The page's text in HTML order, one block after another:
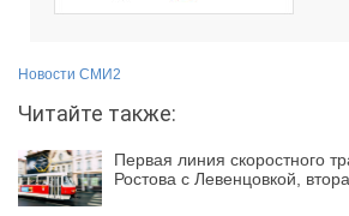
Новости СМИ2
Читайте также:
Первая линия скоростного
Ростова с Левенцовкой,